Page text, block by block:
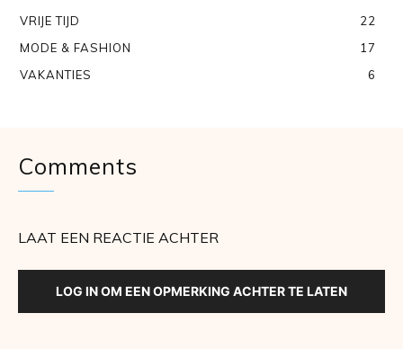
VRIJE TIJD
22
MODE & FASHION
17
VAKANTIES
6
Comments
LAAT EEN REACTIE ACHTER
LOG IN OM EEN OPMERKING ACHTER TE LATEN